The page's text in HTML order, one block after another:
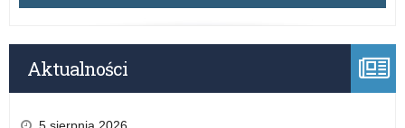
Aktualności